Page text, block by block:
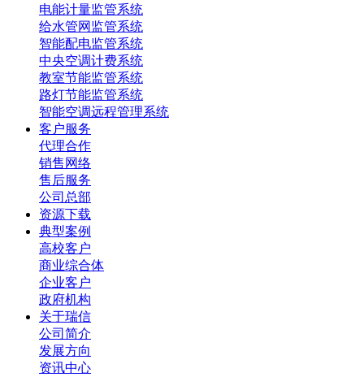
电能计量监管系统
给水管网监管系统
智能配电监管系统
中央空调计费系统
教室节能监管系统
路灯节能监管系统
智能空调远程管理系统
客户服务
代理合作
销售网络
售后服务
公司总部
资源下载
典型案例
高校客户
商业综合体
企业客户
政府机构
关于瑞信
公司简介
发展方向
资讯中心